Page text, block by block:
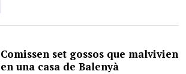
Comissen set gossos que malvivien
en una casa de Balenyà